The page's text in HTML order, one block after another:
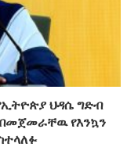
ህዳሴ ግድብ
የእንኳን